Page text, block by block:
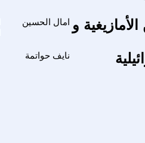
امال الحسين و
نايف حواتمة